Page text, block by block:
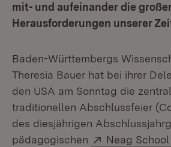
mit- und aufeinander die
Herausforderungen unserer
Baden-Württembergs
Theresia Bauer hat bei ihrer
den USA am Sonntag die
traditionellen Abschlussfeier
des diesjährigen
pädagogischen
Extern:
Neag